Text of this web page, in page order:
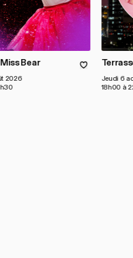
Bear
2026
Jeudi 6
18h00 à